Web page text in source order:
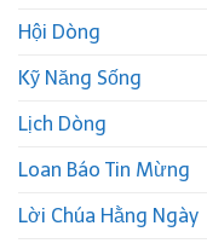
Hội Dòng
Kỹ Năng Sống
Lịch Dòng
Loan Báo Tin Mừng
Lời Chúa Hằng Ngày